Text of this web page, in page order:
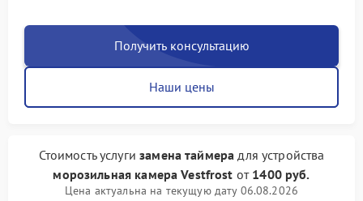
Получить консультацию
Наши цены
Стоимость услугизамена таймера для устройства
морозильная камера Vestfrost от 1400 руб.
Цена актуальна на текущую дату 06.08.2026